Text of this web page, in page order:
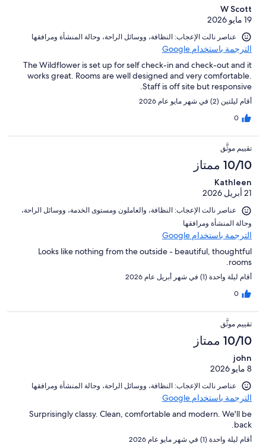
W Scott
19 مايو 2026
عناصر نالت الإعجاب: ⁦النظافة⁩، و⁦وسائل الراحة⁩، و⁦حالة المنشأة ومرافقها⁩
الترجمة باستخدام Google
The Wildflower is set up for self check-in and check-out and it
works great. Rooms are well designed and very comfortable.
Staff is off site but responsive.
أقام ليلتين (2) في شهر مايو عام 2026
0
تقييم موثَّق
10/10 ممتاز
Kathleen
21 أبريل 2026
عناصر نالت الإعجاب: ⁦النظافة⁩، و⁦العاملون ومستوى الخدمة⁩، و⁦وسائل الراحة⁩،
و⁦حالة المنشأة ومرافقها⁩
الترجمة باستخدام Google
Looks like nothing from the outside - beautiful, thoughtful
rooms.
أقام ليلة واحدة (1) في شهر أبريل عام 2026
0
تقييم موثَّق
10/10 ممتاز
john
8 مايو 2026
عناصر نالت الإعجاب: ⁦النظافة⁩، و⁦وسائل الراحة⁩، و⁦حالة المنشأة ومرافقها⁩
الترجمة باستخدام Google
Surprisingly classy. Clean, comfortable and modern. We'll be
back.
أقام ليلة واحدة (1) في شهر مايو عام 2026